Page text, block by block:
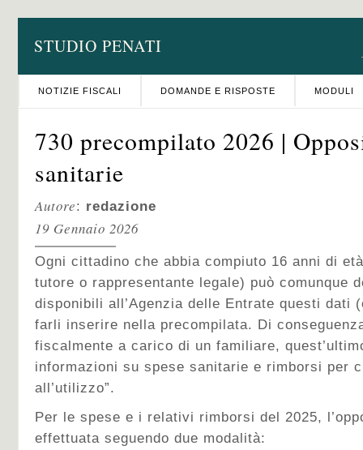
STUDIO PENATI
NOTIZIE FISCALI DOMANDE E RISPOSTE MODULI
730 precompilato 2026 |
sanitarie
Autore: redazione
19 Gennaio 2026
Ogni cittadino che abbia compiuto 16 anni di
tutore o rappresentante legale) può comunque
disponibili all’Agenzia delle Entrate questi dati
farli inserire nella precompilata. Di
fiscalmente a carico di un familiare,
informazioni su spese sanitarie e rimborsi per
all’utilizzo”.
Per le spese e i relativi rimborsi del 2025,
effettuata seguendo due modalità: